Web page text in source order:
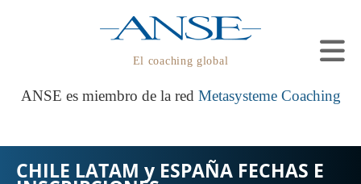
El coaching global
ANSE es miembro de la red Metasysteme Coaching
CHILE LATAM y ESPAÑA FECHAS E